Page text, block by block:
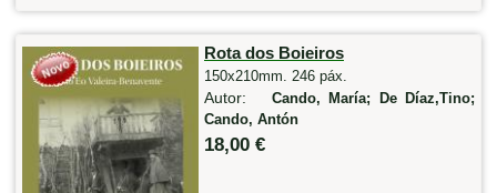
Rota dos Boieiros
150x210mm. 246 páx.
Autor:
Cando, María; De Díaz,Tino;
Cando, Antón
18,00 €